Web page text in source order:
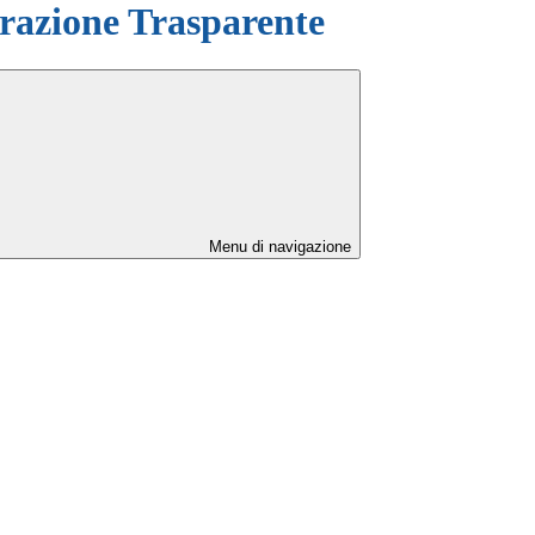
Trasparente
Menu di navigazione